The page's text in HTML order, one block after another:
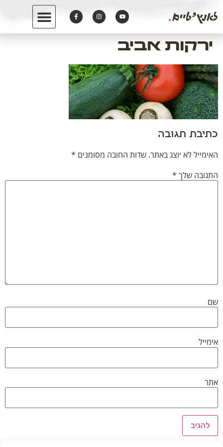
ירקות אביב
כתיבת תגובה
האימייל לא יוצג באתר. שדות החובה מסומנים *
התגובה שלך *
שם
אימייל
אתר